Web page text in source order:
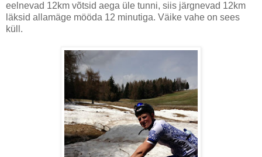
eelnevad 12km võtsid aega üle tunni, siis järgnevad 12km
läksid allamäge mööda 12 minutiga. Väike vahe on sees
küll.